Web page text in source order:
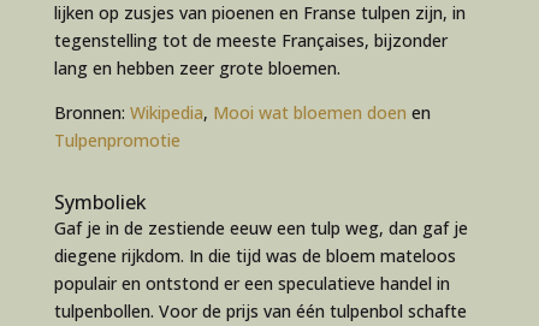
lijken op zusjes van pioenen en Franse tulpen zijn, in
tegenstelling tot de meeste Françaises, bijzonder
lang en hebben zeer grote bloemen.
Bronnen: Wikipedia, Mooi wat bloemen doen en
Tulpenpromotie
Symboliek
Gaf je in de zestiende eeuw een tulp weg, dan gaf je
diegene rijkdom. In die tijd was de bloem mateloos
populair en ontstond er een speculatieve handel in
tulpenbollen. Voor de prijs van één tulpenbol schafte